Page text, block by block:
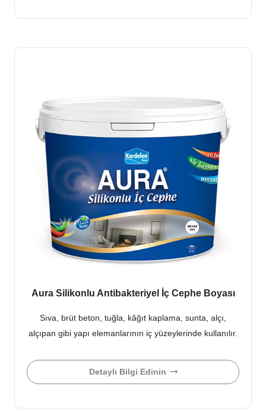
Aura Silikonlu Antibakteriyel İç Cephe Boyası
Sıva, brüt beton, tuğla, kâğıt kaplama, sunta, alçı,
alçıpan gibi yapı elemanlarının iç yüzeylerinde kullanılır.
Detaylı Bilgi Edinin